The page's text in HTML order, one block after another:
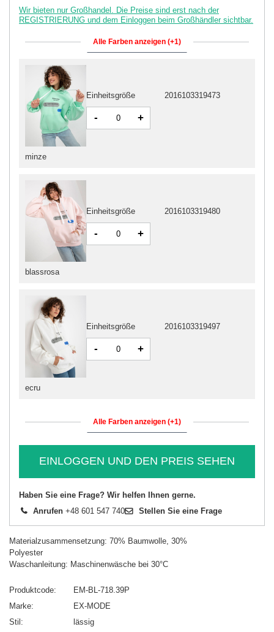
Wir bieten nur Großhandel. Die Preise sind erst nach der
REGISTRIERUNG und dem Einloggen beim Großhändler sichtbar.
Alle Farben anzeigen (+1)
minze
Einheitsgröße 2016103319473
- +
blassrosa
Einheitsgröße 2016103319480
- +
ecru
Einheitsgröße 2016103319497
- +
Alle Farben anzeigen (+1)
EINLOGGEN UND DEN PREIS SEHEN
Haben Sie eine Frage? Wir helfen Ihnen gerne.
Anrufen +48 601 547 740 Stellen Sie eine Frage
Materialzusammensetzung: 70% Baumwolle, 30%
Polyester
Waschanleitung: Maschinenwäsche bei 30°C
Produktcode
EM-BL-718.39P
Marke
EX-MODE
Stil
lässig